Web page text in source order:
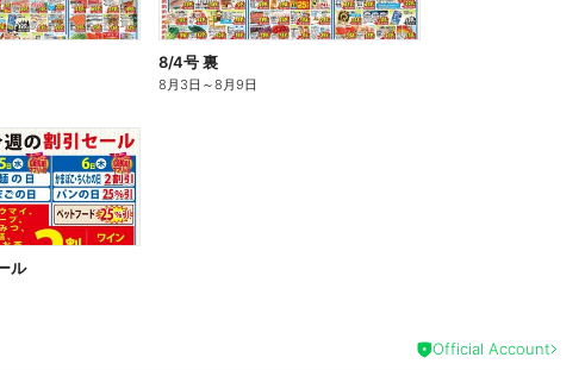
8/4号 裏
8月3日 ～8月9日
ル
Official Account